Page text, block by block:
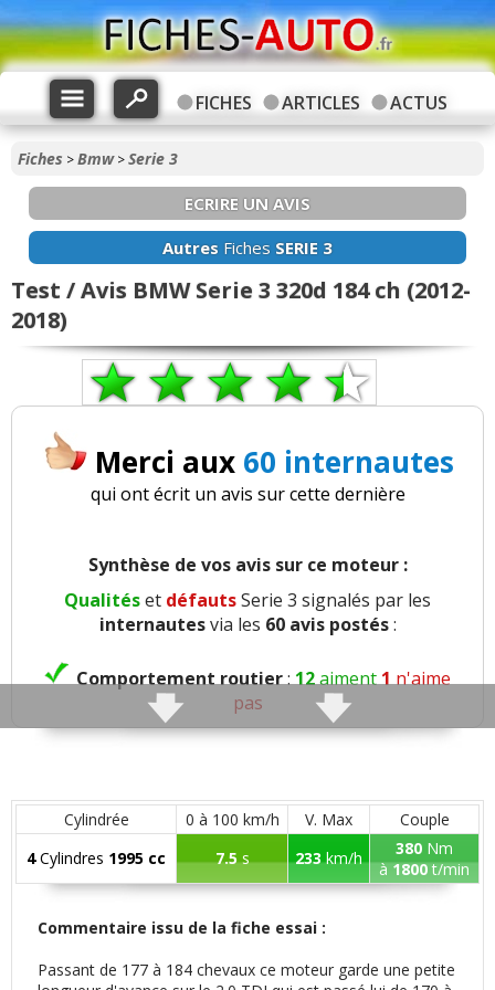
FICHES ARTICLES ACTUS
Fiches >Bmw>Serie 3
ECRIRE UN AVIS
Autres Fiches SERIE 3
Test / Avis BMW Serie 3 320d 184 ch (2012-
2018)
Merci aux 60 internautes
qui ont écrit un avis sur cette dernière
Synthèse de vos avis sur ce moteur :
Qualitéset défautsSerie 3 signalés par les
internautesvia les 60 avis postés:
Comportement routier:12aiment1n'aime
pas
Agrément:11aiment4n'aiment pas
Poids:2n'aiment pas
Confort global: 13aiment 10
Confort des sièges:1aime3n'aiment pas
Cylindrée 0 à 100 km/h V. Max
Couple
4Cylindres 1995 cc 7.5s 233km/h 380 Nm
à1800t/min
Commentaire issu de la fiche essai :
Passant de 177 à 184 chevaux ce moteur garde une petite